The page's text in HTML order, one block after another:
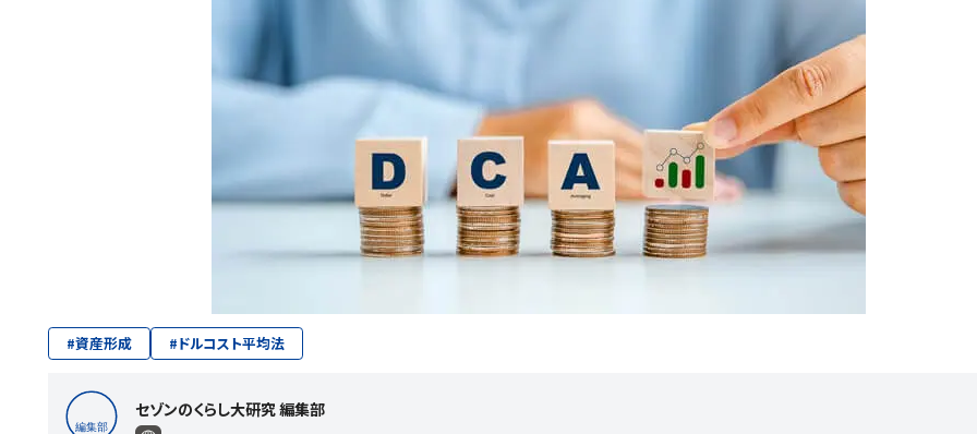
#資産形成 #ドルコスト平均法
セゾンのくらし大研究 編集部